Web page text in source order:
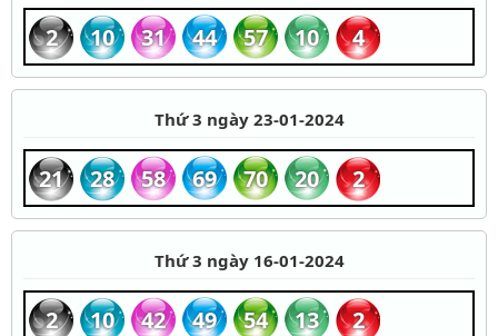
2 10 31 44 57 10 4
Thứ 3 ngày 23-01-2024
21 28 58 69 70 20 2
Thứ 3 ngày 16-01-2024
2 10 42 49 54 13 2